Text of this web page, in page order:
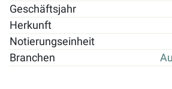
Geschäftsjahr
Herkunft
Notierungseinheit
Branchen